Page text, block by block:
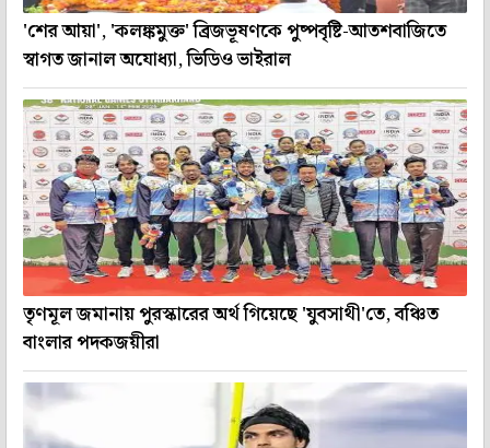
'শের আয়া', 'কলঙ্কমুক্ত' ব্রিজভূষণকে পুষ্পবৃষ্টি-আতশবাজিতে
স্বাগত জানাল অযোধ্যা, ভিডিও ভাইরাল
তৃণমূল জমানায় পুরস্কারের অর্থ গিয়েছে 'যুবসাথী'তে, বঞ্চিত
বাংলার পদকজয়ীরা